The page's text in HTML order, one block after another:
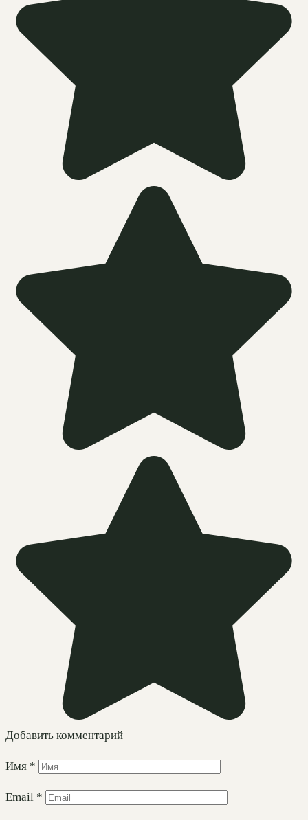
Добавить комментарий
Имя *
Email *